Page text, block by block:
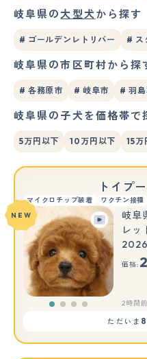
岐阜県の大型犬から探す
# ゴールデンレトリバー # ス
岐阜県の市区町村から探
# 各務原市 # 岐阜市 # 羽
岐阜県の子犬を価格帯で
5万円以下 10万円以下 15万
トイプ
マイクロチップ装着
ワクチン接種
NEW
岐阜
レッ
価格:
2時間前
ただいま